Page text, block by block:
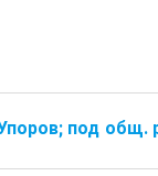
под